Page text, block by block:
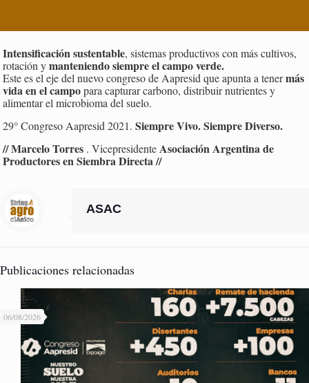
Intensificación sustentable, sistemas productivos con más cultivos,
rotación ymanteniendo siempre el campo verde.
Este es el eje del nuevo congreso de Aapresid que apunta a tenermás
vida en el campopara capturar carbono, distribuir nutrientes y
alimentar el microbioma del suelo.
29° Congreso Aapresid 2021.Siempre Vivo. Siempre Diverso.
// Marcelo Torres . Vicepresidente Asociación Argentina de
Productores en Siembra Directa //
ASAC
Publicaciones relacionadas
06/08/2026